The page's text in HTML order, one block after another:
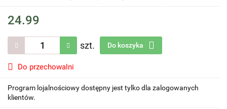
24.99
szt. Do koszyka
Do przechowalni
Program lojalnościowy dostępny jest tylko dla zalogowanych
klientów.